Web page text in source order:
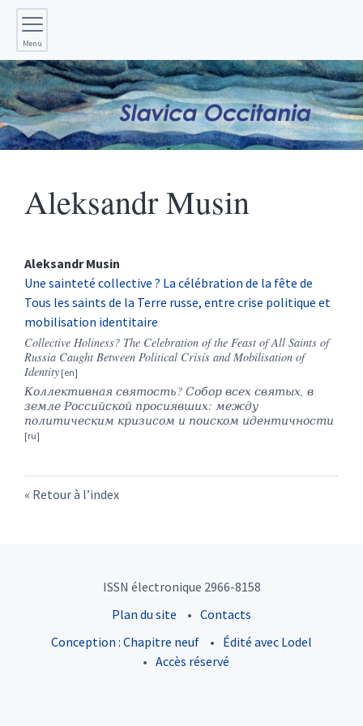
Menu
AleksandrMusin
AleksandrMusin
Une sainteté collective ? La célébration de la fête de
Tous les saints de la Terre russe, entre crise politique et
mobilisation identitaire
Collective Holiness? The Celebration of the Feast of All Saints of
Russia Caught Between Political Crisis and Mobilisation of
Identity
Коллективная святость? Собор всех святых, в
земле Российской просиявших: между
политическим кризисом и поиском идентичности
Retour à l’index
ISSN électronique 2966-8158
Plan du site
Contacts
Conception : Chapitre neuf
Édité avec Lodel
Accès réservé